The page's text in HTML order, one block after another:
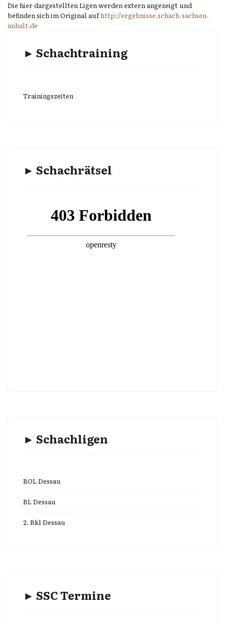
Die hier dargestellten Ligen werden extern angezeigt und
befinden sich im Original aufhttp://ergebnisse.schach-sachsen-
anhalt.de
► Schachtraining
Trainingszeiten
► Schachrätsel
► Schachligen
BOL Dessau
BL Dessau
2. Bkl Dessau
► SSC Termine